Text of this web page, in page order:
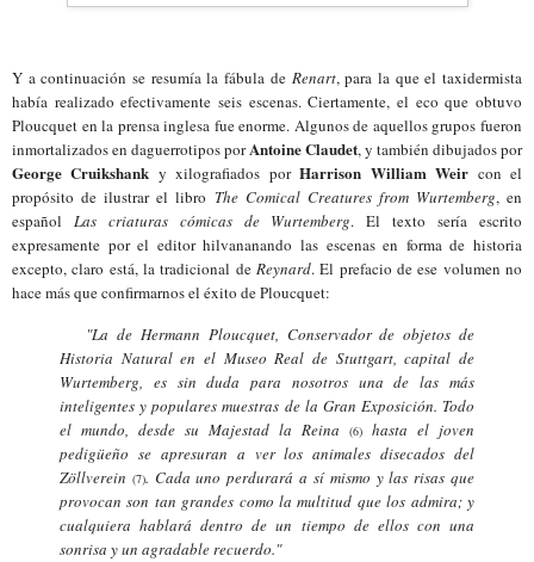
Y a continuación se resumía la fábula de Renart, para la que el taxidermista
había realizado efectivamente seis escenas. Ciertamente, el eco que obtuvo
Ploucquet en la prensa inglesa fue enorme. Algunos de aquellos grupos fueron
inmortalizados en daguerrotipos porAntoine Claudet, y también dibujados por
George Cruikshank y xilografiados porHarrison William Weir con el
propósito de ilustrar el libro The Comical Creatures from Wurtemberg, en
español Las criaturas cómicas de Wurtemberg. El texto sería escrito
expresamente por el editor hilvananando las escenas en forma de historia
excepto, claro está, la tradicional de Reynard. El prefacio deese volumen no
hace más que confirmarnos el éxito de Ploucquet:
"La de Hermann Ploucquet, Conservador de objetos de
Historia Natural en el Museo Real de Stuttgart, capital de
Wurtemberg, es sin duda para nosotros una de las más
inteligentes y populares muestras de la Gran Exposición. Todo
el mundo, desde su Majestad la Reina
(6) hasta el joven
pedigüeño se apresuran a ver los animales disecados del
Zöllverein (7). Cada uno perdurará a sí mismo y las risas que
provocan son tan grandes como la multitud que los admira; y
cualquiera hablará dentro de un tiempo de ellos con una
sonrisa y un agradable recuerdo."